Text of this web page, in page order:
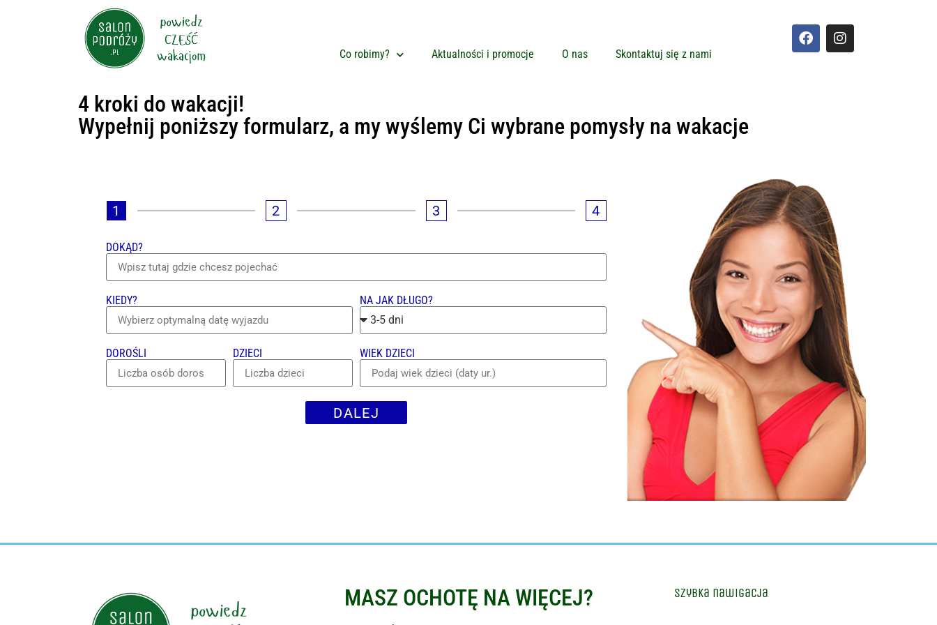
Co robimy? Aktualności i promocje O nas Skontaktuj się z nami
4 kroki do wakacji!
Wypełnij poniższy formularz, a my wyślemy Ci wybrane pomysły na wakacje
1 2 3 4
DOKĄD?
KIEDY? NA JAK DŁUGO?
DOROŚLI DZIECI WIEK DZIECI
DALEJ
MASZ OCHOTĘ NA WIĘCEJ? Szybka nawigacja